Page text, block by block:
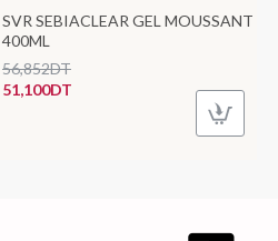
SVR SEBIACLEAR GEL MOUSSANT
400ML
51,100DT
56,852DT